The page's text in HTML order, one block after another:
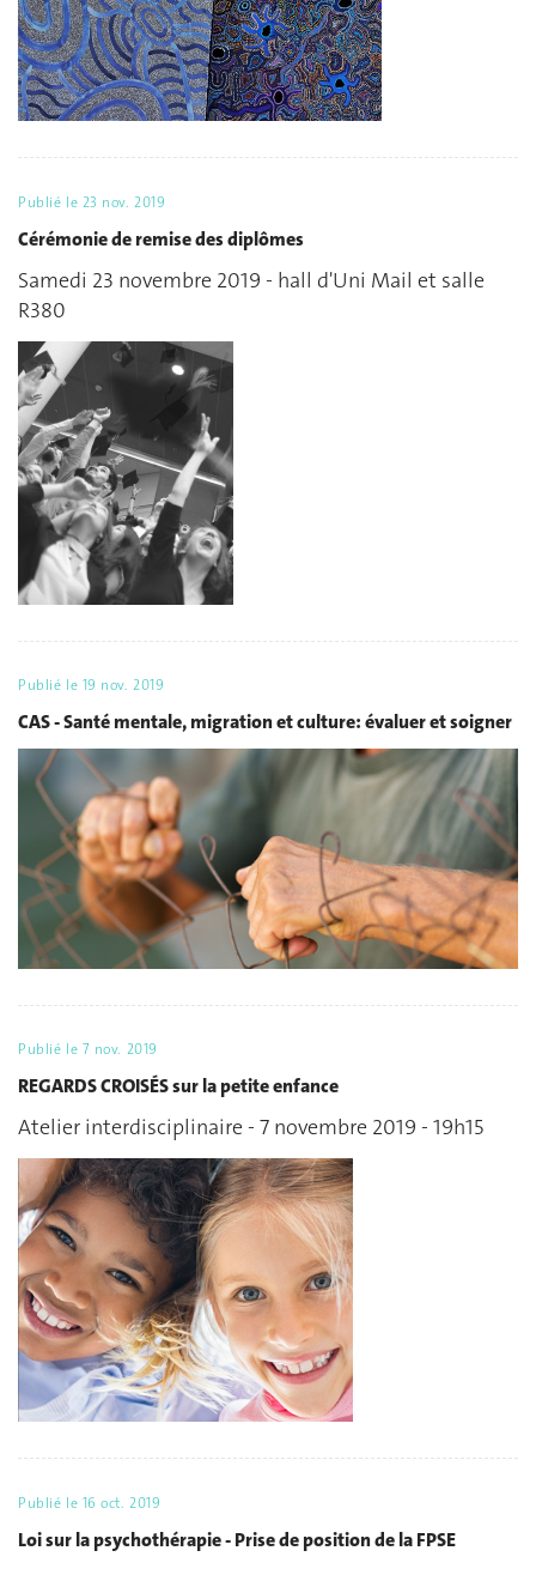
Publié le 23 nov. 2019
Cérémonie de remise des diplômes
Samedi 23 novembre 2019 - hall d'Uni Mail et salle
R380
Publié le 19 nov. 2019
CAS - Santé mentale, migration et culture: évaluer et soigner
Publié le 7 nov. 2019
REGARDS CROISÉS sur la petite enfance
Atelier interdisciplinaire - 7 novembre 2019 - 19h15
Publié le 16 oct. 2019
Loi sur la psychothérapie - Prise de position de la FPSE